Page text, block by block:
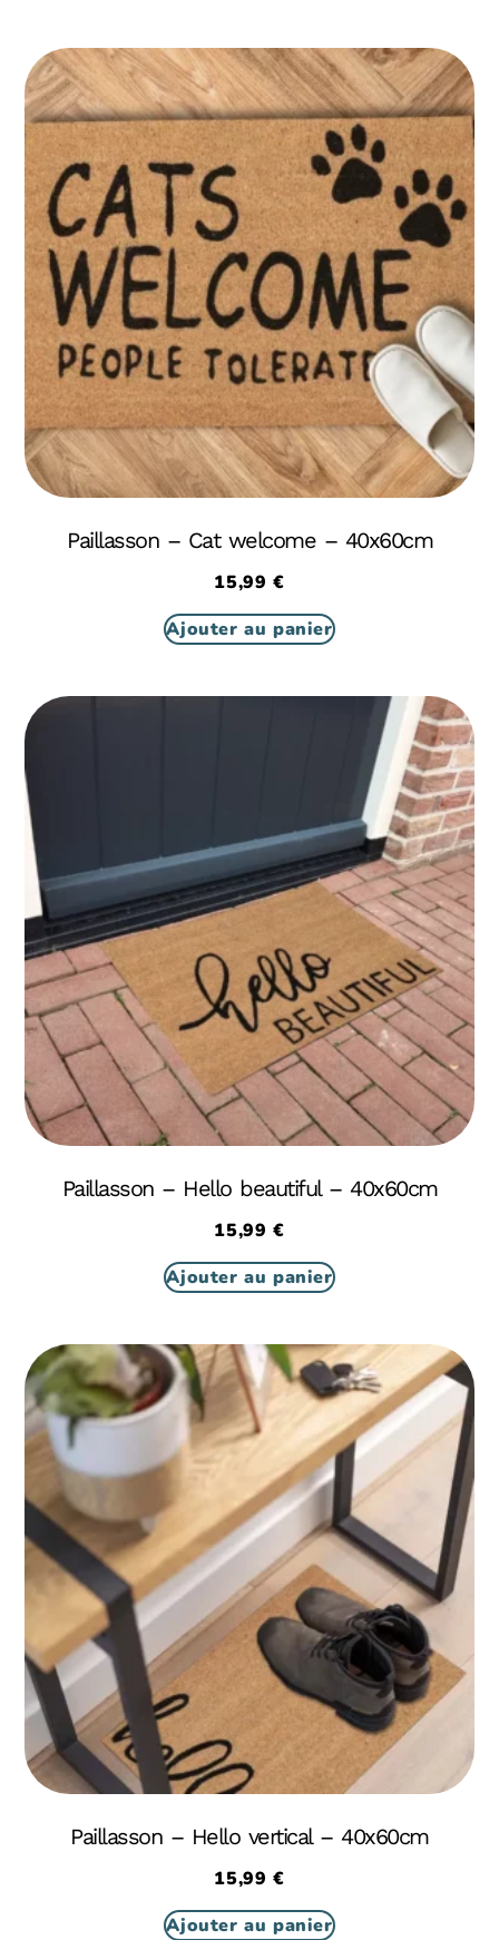
Paillasson – Cat welcome – 40x60cm
15,99 €
Ajouter au panier
Paillasson – Hello beautiful – 40x60cm
15,99 €
Ajouter au panier
Paillasson – Hello vertical – 40x60cm
15,99 €
Ajouter au panier